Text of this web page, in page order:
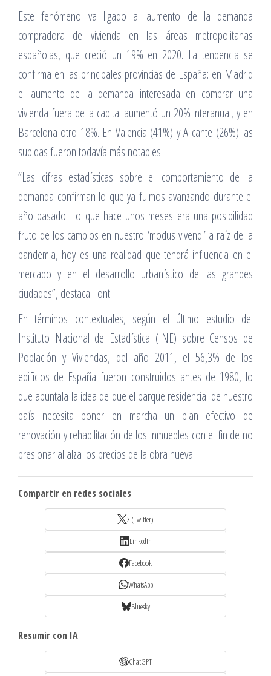
Este fenómeno va ligado al aumento de la demanda
compradora de vivienda en las áreas metropolitanas
españolas, que creció un 19% en 2020. La tendencia se
confirma en las principales provincias de España: en Madrid
el aumento de la demanda interesada en comprar una
vivienda fuera de la capital aumentó un 20% interanual, y en
Barcelona otro 18%. En Valencia (41%) y Alicante (26%) las
subidas fueron todavía más notables.
“Las cifras estadísticas sobre el comportamiento de la
demanda confirman lo que ya fuimos avanzando durante el
año pasado. Lo que hace unos meses era una posibilidad
fruto de los cambios en nuestro ‘modus vivendi’ a raíz de la
pandemia, hoy es una realidad que tendrá influencia en el
mercado y en el desarrollo urbanístico de las grandes
ciudades”, destaca Font.
En términos contextuales, según el último estudio del
Instituto Nacional de Estadística (INE) sobre Censos de
Población y Viviendas, del año 2011, el 56,3% de los
edificios de España fueron construidos antes de 1980, lo
que apuntala la idea de que el parque residencial de nuestro
país necesita poner en marcha un plan efectivo de
renovación y rehabilitación de los inmuebles con el fin de no
presionar al alza los precios de la obra nueva.
Compartir en redes sociales
X (Twitter)
LinkedIn
Facebook
WhatsApp
Bluesky
Resumir con IA
ChatGPT